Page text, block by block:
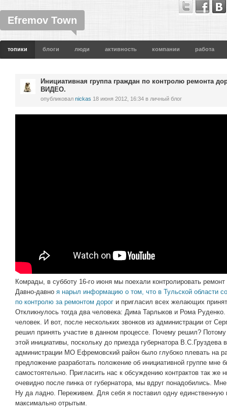
Efremov Town
топики блоги люди активность компании работа
Инициативная группа граждан по контролю ремонта
ВИДЕО.
опубликовал nickas 18 июня 2012, 16:34 в личный блог
Комрады, в субботу 16-го июня мы поехали контролировать
Давно-давно я нарыл информацию о том, что в Тульской области
по контролю за ремонтом дорог и пригласил всех желающих
Откликнулось тогда два человека: Дима Тарлыков и Рома
человек. И вот, после нескольких звонков из администрации от
решил принять участие в данном процессе. Почему решил? Потому
этой инициативы, поскольку до приезда губернатора
администрации МО Ефремовский район было глубоко плевать на
предложение разработать положение об инициативной группе мне
самостоятельно. Пригласить нас к обсуждению контрактов так же
очевидно после пинка от губернатора, мы вдруг понадобились.
Ну да ладно. Переживем. Для себя я поставил одну единственную
максимально отрытым.